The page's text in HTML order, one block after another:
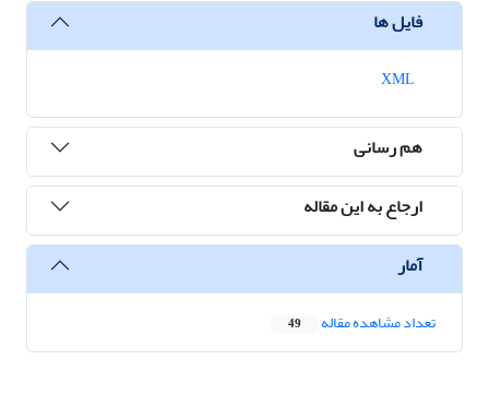
فایل ها
هم رسانی
ارجاع به این مقاله
آمار
تعداد مشاهده مقاله 49